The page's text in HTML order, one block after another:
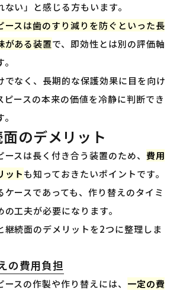
ない」と感じる方もいます。
ースは歯のすり減りを防ぐといった長
がある装置で、即効性とは別の評価軸
でなく、長期的な保護効果に目を向け
ピースの本来の価値を冷静に判断でき
のデメリット
スは長く付き合う装置のため、 費用
ットも知っておきたいポイントです。
ケースであっても、作り替えのタイミ
工夫が必要になります。
継続面のデメリットを2つに整理しま
の費用負担
スの作製や作り替えには、 一定の費